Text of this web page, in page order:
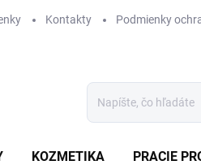
Kontakty Podmienky
KOZMETIKA PRACIE